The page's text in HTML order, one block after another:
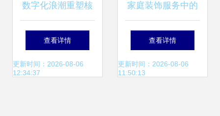
数字化浪潮重塑核
心 天鹅到家如何破
解家务服务“标准化
查看详情
更新时间：2026-08-06
12:34:37
家庭装饰服务中的
全面设计价值
查看详情
更新时间：2026-08-06
11:50:13